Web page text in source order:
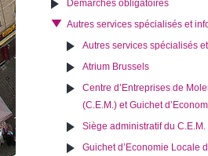
Démarches obligatoires
Autres services spécialisés et
Autres services spécialisés
Atrium Brussels
Centre d’Entreprises de
(C.E.M.) et Guichet
Siège administratif du C.E.M.
Guichet d’Economie Locale